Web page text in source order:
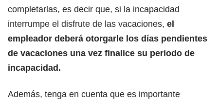
completarlas, es decir que, si la incapacidad
interrumpe el disfrute de las vacaciones, el
empleador deberá otorgarle los días pendientes
de vacaciones una vez finalice su periodo de
incapacidad.
Además, tenga en cuenta que es importante